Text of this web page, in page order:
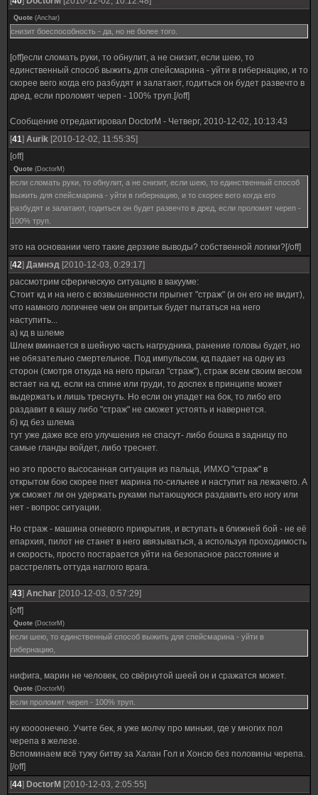
Quote (Anchar)
снизит боеспособность - да, но не более того.
[off]если сломать руки, то обнулит, а не снизит, если шею, то
единственный способ выжить для спейсмарина - уйти в гибернацию, и то
скорее вего когда его разбудят и залатают, годиться он будет развечто в
дред, если проломят череп - 100% труп.[/off]
Сообщение отредактировал DoctorM - Четверг, 2010-12-02, 10:13:43
[41] Aurik [2010-12-02, 11:55:35]
[off]
Quote (DoctorM )
если сломать руки, то обнулит, а не снизит, если шею, то единственный способ
выжить для спейсмарина - уйти в гибернацию, и то скорее вего когда его
разбудят и залатают, годиться он будет развечто в дред, если проломят череп -
100% труп.
это на основании чего такие дерзкие выводы? собственной логики?[/off]
[42] Дамнэд [2010-12-03, 0:29:17]
рассмотрим сферическую ситуацию в вакууме:
Стоит кд и на него с возвышенности прыгнет "страж" (и он его не видит),
что намного логичнее чем он впритык будет пытаться на него
наступить...
а) кд в шлеме
Шлем вминается в шейную часть нагрудника, ранение головы будет, но
не обязательно смертельное. Под импульсом, кд падает на одну из
сторон (смотря откуда на него прыгал "страж"), страж всем своим весом
встает на кд. если на спине или груди, то доспех в принципе может
выдержать и лишь треснуть. Но если он упадет на бок, то либо его
раздавит в кашу либо "страж" не сможет устоять и навернется.
б) кд без шлема
тут уже даже все его улучшения не спасут- либо бошка в задницу по
самые гланды войдет, либо треснет.
но это просто высосанная ситуация из пальца, ИМХО "страж" в
открытом бою скорее пнет марина по-сильнее и наступит на лежачего. А
уж сможет ли он удержать руками пытающуюся раздавить его ногу или
нет - вопрос ситуации.
Но страж - машина огневого прикрытия, и вступать в ближней бой - не её
епархия, пилот не станет в него ввязываться, а используя проходимость
и скорость, просто постарается уйти на безопасное расстояние и
расстрелять оттуда наглого врага.
[43] Anchar [2010-12-03, 0:57:29]
[off]
Quote (DoctorM )
если шею, то единственный способ выжить для спейсмарина - уйти в
гибернацию,
нифига, марин не человек, со свёрнутой шеей он и сражатся может.
Quote (DoctorM )
если проломят череп - 100% труп.
ну коооонечно. Учите бек, я уже молчу про миньки, где у многих пол
черепа в железе.
Вспоминаем всё тужу битву за Халан Гол и Хонсю без половины черепа.
[/off]
[44] DoctorM [2010-12-03, 2:05:55]